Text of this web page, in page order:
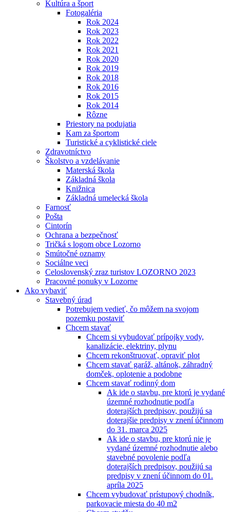
Kultúra a šport
Fotogaléria
Rok 2024
Rok 2023
Rok 2022
Rok 2021
Rok 2020
Rok 2019
Rok 2018
Rok 2016
Rok 2015
Rok 2014
Rôzne
Priestory na podujatia
Kam za športom
Turistické a cyklistické ciele
Zdravotníctvo
Školstvo a vzdelávanie
Materská škola
Základná škola
Knižnica
Základná umelecká škola
Farnosť
Pošta
Cintorín
Ochrana a bezpečnosť
Tričká s logom obce Lozorno
Smútočné oznamy
Sociálne veci
Celoslovenský zraz turistov LOZORNO 2023
Pracovné ponuky v Lozorne
Ako vybaviť
Stavebný úrad
Potrebujem vedieť, čo môžem na svojom
pozemku postaviť
Chcem stavať
Chcem si vybudovať prípojky vody,
kanalizácie, elektriny, plynu
Chcem rekonštruovať, opraviť plot
Chcem stavať garáž, altánok, záhradný
domček, oplotenie a podobne
Chcem stavať rodinný dom
Ak ide o stavbu, pre ktorú je vydané
územné rozhodnutie podľa
doterajších predpisov, použijú sa
doterajšie predpisy v znení účinnom
do 31. marca 2025
Ak ide o stavbu, pre ktorú nie je
vydané územné rozhodnutie alebo
stavebné povolenie podľa
doterajších predpisov, použijú sa
predpisy v znení účinnom do 01.
apríla 2025
Chcem vybudovať prístupový chodník,
parkovacie miesta do 40 m2